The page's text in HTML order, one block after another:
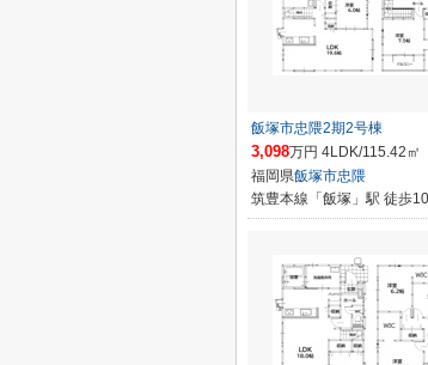
飯塚市忠隈2期2号棟
3,098万円 4LDK/115.42㎡
福岡県飯塚市忠隈
筑豊本線「飯塚」駅 徒歩